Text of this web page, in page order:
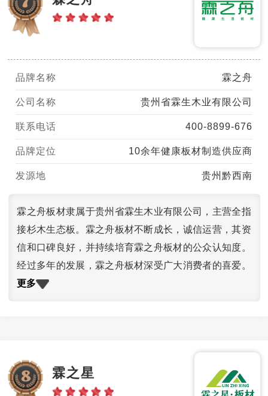
品牌名称 霖之舟
公司名称 贵州省霖生木业有限公司
联系电话 400-8899-676
品牌定位 10余年健康板材制造供应商
发源地 贵州黔西南
霖之舟板材隶属于贵州省霖生木业有限公司，主营全指
接杉木生态板。霖之舟板材不断成长，诚信运营，其资
信和口碑良好，并持续培育霖之舟板材的公众认知度。
经过多年的发展，霖之舟板材深受广大消费者的喜爱。
更多
霖之星